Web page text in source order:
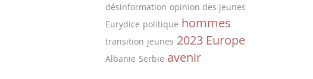
désinformation opinion des jeunes
Eurydice politique hommes
transition jeunes 2023 Europe
Albanie Serbie avenir